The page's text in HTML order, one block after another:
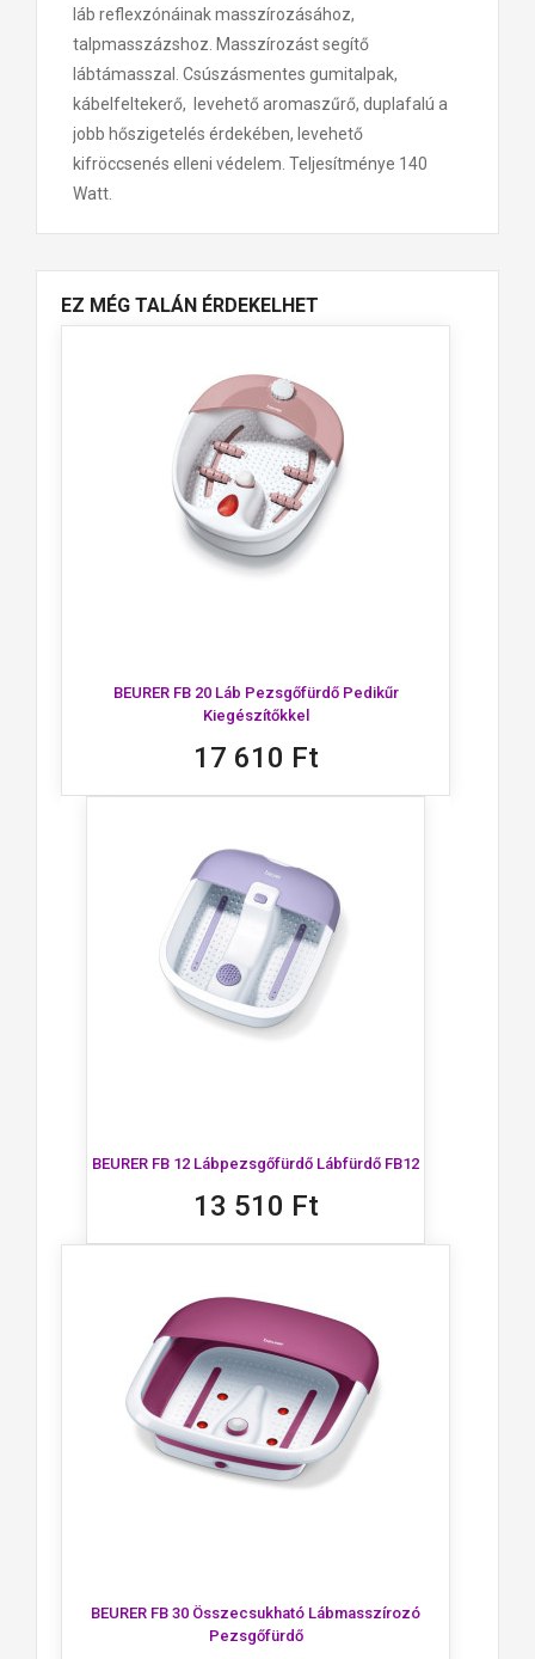
láb reflexzónáinak masszírozásához,
talpmasszázshoz. Masszírozást segítő
lábtámasszal. Csúszásmentes gumitalpak,
kábelfeltekerő, levehető aromaszűrő, duplafalú a
jobb hőszigetelés érdekében, levehető
kifröccsenés elleni védelem. Teljesítménye 140
Watt.
EZ MÉG TALÁN ÉRDEKELHET
BEURER FB 20 Láb Pezsgőfürdő Pedikűr
Kiegészítőkkel
17 610 Ft
BEURER FB 12 Lábpezsgőfürdő Lábfürdő FB12
13 510 Ft
BEURER FB 30 Összecsukható Lábmasszírozó
Pezsgőfürdő